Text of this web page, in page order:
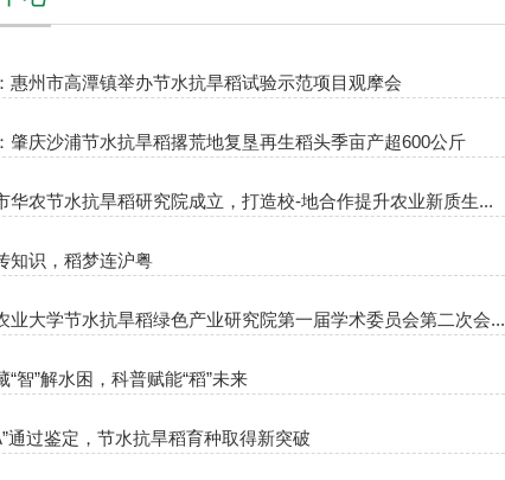
惠州市高潭镇举办节水抗旱稻试验示范项目观摩会​
肇庆沙浦节水抗旱稻撂荒地复垦再生稻头季亩产超600公斤
华农节水抗旱稻研究院成立，打造校-地合作提升农业新质生...
知识，稻梦连沪粤
业大学节水抗旱稻绿色产业研究院第一届学术委员会第二次会...
“智”解水困，科普赋能“稻”未来
通过鉴定，节水抗旱稻育种取得新突破